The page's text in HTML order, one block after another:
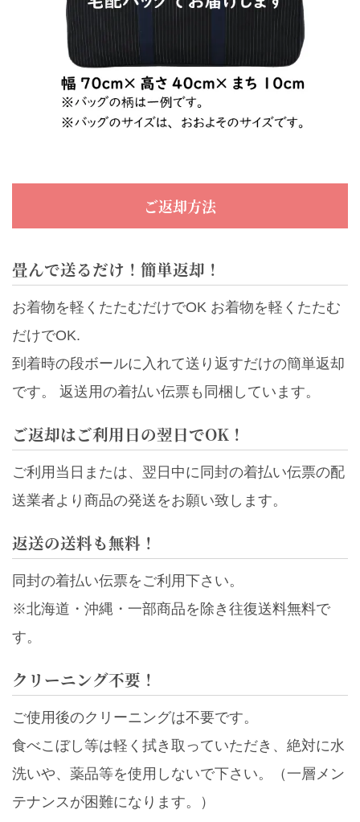
ご返却方法
畳んで送るだけ！簡単返却！
お着物を軽くたたむだけでOK お着物を軽くたたむ
だけでOK.
到着時の段ボールに入れて送り返すだけの簡単返却
です。 返送用の着払い伝票も同梱しています。
ご返却はご利用日の翌日でOK！
ご利用当日または、翌日中に同封の着払い伝票の配
送業者より商品の発送をお願い致します。
返送の送料も無料！
同封の着払い伝票をご利用下さい。
※北海道・沖縄・一部商品を除き往復送料無料で
す。
クリーニング不要！
ご使用後のクリーニングは不要です。
食べこぼし等は軽く拭き取っていただき、絶対に水
洗いや、薬品等を使用しないで下さい。（一層メン
テナンスが困難になります。）